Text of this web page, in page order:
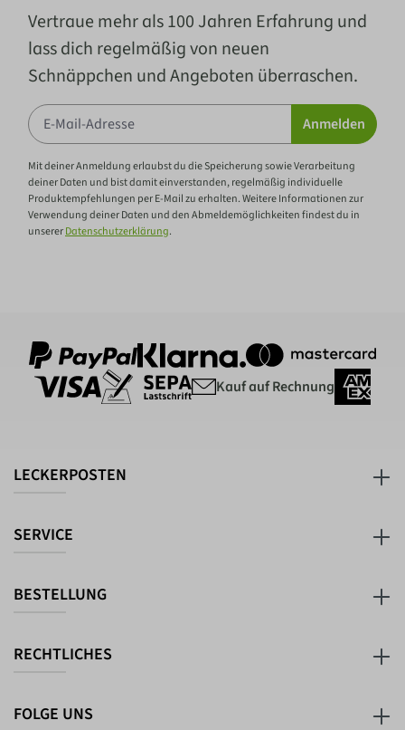
Vertraue mehr als 100 Jahren Erfahrung und
lass dich regelmäßig von neuen
Schnäppchen und Angeboten überraschen.
Anmelden
Mit deiner Anmeldung erlaubst du die Speicherung sowie Verarbeitung
deiner Daten und bist damit einverstanden, regelmäßig individuelle
Produktempfehlungen per E-Mail zu erhalten. Weitere Informationen zur
Verwendung deiner Daten und den Abmeldemöglichkeiten findest du in
unsererDatenschutzerklärung.
Kauf auf Rechnung
LECKERPOSTEN
SERVICE
BESTELLUNG
RECHTLICHES
FOLGE UNS